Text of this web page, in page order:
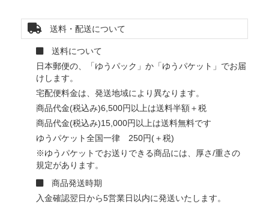
送料・配送について
送料について
日本郵便の、「ゆうパック」か「ゆうパケット」でお届
けします。
宅配便料金は、発送地域により異なります。
商品代金(税込み)6,500円以上は送料半額＋税
商品代金(税込み)15,000円以上は送料無料です
ゆうパケット全国一律 250円(＋税)
※ゆうパケットでお送りできる商品には、厚さ/重さの
規定があります。
商品発送時期
入金確認翌日から5営業日以内に発送いたします。